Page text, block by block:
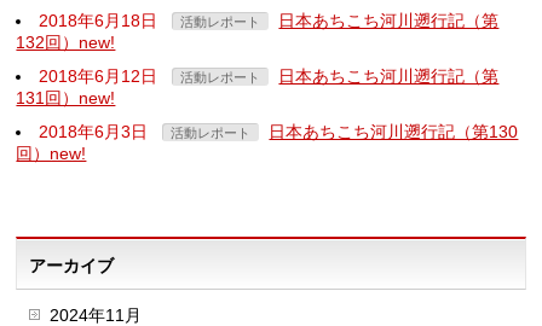
2018年6月18日
活動レポート
日本あちこち河川遡行記（第
132回）new!
2018年6月12日
活動レポート
日本あちこち河川遡行記（第
131回）new!
2018年6月3日
活動レポート
日本あちこち河川遡行記（第130
回）new!
アーカイブ
2024年11月